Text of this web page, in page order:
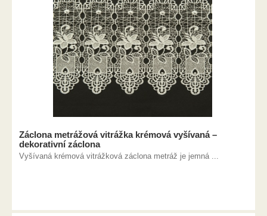
Záclona metrážová vitrážka krémová vyšívaná –
dekorativní záclona
Vyšívaná krémová vitrážková záclona metráž je jemná ...